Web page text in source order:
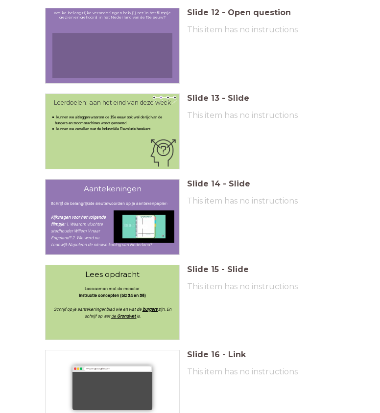
Welke belangrijke veranderingen heb jij net in het filmpje
gezien en gehoord in het Nederland van de 19e eeuw?
Slide 12 - Open question
This item has no instructions
Leerdoelen: aan het eind van deze week
kunnen we uitleggen waarom de 19e eeuw ook wel de tijd van de
burgers en stoommachines wordt genoemd.
kunnen we vertellen wat de Industriële Revolutie betekent.
Slide 13 - Slide
This item has no instructions
Aantekeningen
Schrijf de belangrijkste sleutelwoorden op je aantekenpapier:
Kijkvragen voor het volgende
filmpje:1. Waarom vluchtte
stadhouder Willem V naar
Engeland? 2. Wie werd na
Lodewijk Napoleon de nieuwe koning van Nederland?
Slide 14 - Slide
This item has no instructions
Lees opdracht
Lees samen met de meester
Instructie concepten (blz 34 en 35)
Schrijf op je aantekeningenblad wie en wat deburgerszijn. En
schrijf op watde Grondwetis.
Slide 15 - Slide
This item has no instructions
www.google.com
Slide 16 - Link
This item has no instructions